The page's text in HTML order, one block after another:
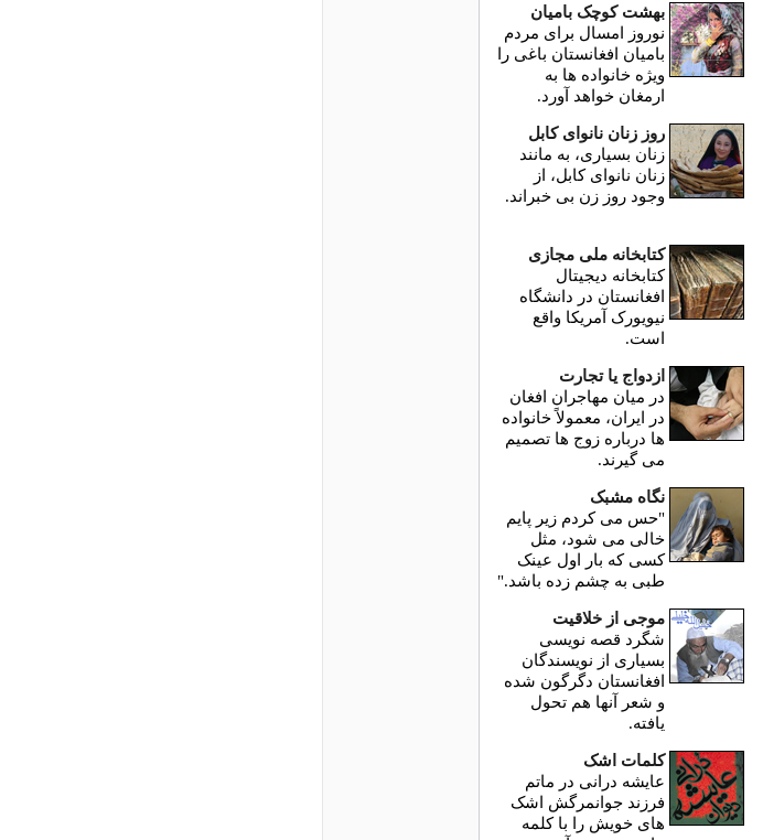
بهشت کوچک بامیان
نوروز امسال برای مردم
بامیان افغانستان باغی را
ویژه خانواده ها به
ارمغان خواهد آورد.
روز زنان نانوای کابل
زنان بسیاری، به مانند
زنان نانوای کابل، از
وجود روز زن بی خبراند.
کتابخانه ملی مجازی
کتابخانه دیجیتال
افغانستان در دانشگاه
نیویورک آمریکا واقع
است.
ازدواج یا تجارت
در ميان مهاجران افغان
در ایران، معمولاً خانواده
ها درباره زوج ها تصمیم
می گیرند.
نگاه مشبک
"حس می کردم زیر پایم
خالی می شود، مثل
کسی که بار اول عینک
طبی به چشم زده باشد."
موجی از خلاقیت
شگرد قصه نویسی
بسیاری از نویسندگان
افغانستان دگرگون شده
و شعر آنها هم تحول
یافته.
کلمات اشک
عایشه درانى در ماتم
فرزند جوانمرگش اشک
های خویش را با کلمه